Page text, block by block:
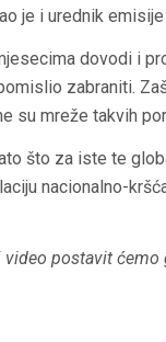
je i urednik emisije
dovodi i
zabraniti.
su mreže takvih
što za iste te
nacionalno-
video postavit